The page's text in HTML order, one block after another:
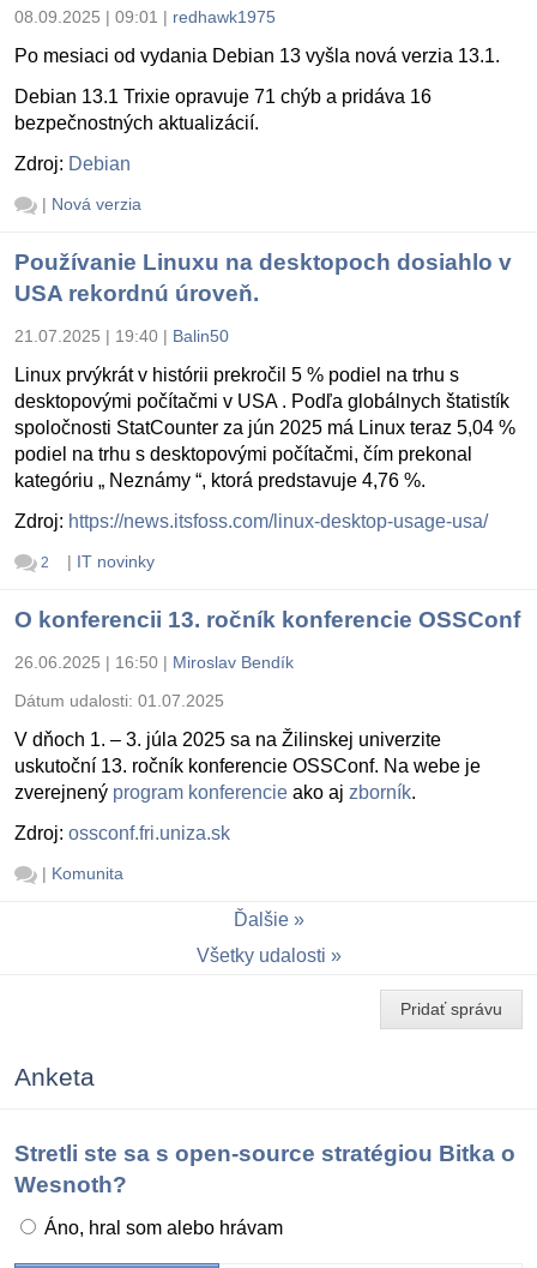
08.09.2025 | 09:01 | redhawk1975
Po mesiaci od vydania Debian 13 vyšla nová verzia 13.1.
Debian 13.1 Trixie opravuje 71 chýb a pridáva 16
bezpečnostných aktualizácií.
Zdroj: Debian
| Nová verzia
Používanie Linuxu na desktopoch dosiahlo v
USA rekordnú úroveň.
21.07.2025 | 19:40 | Balin50
Linux prvýkrát v histórii prekročil 5 % podiel na trhu s
desktopovými počítačmi v USA . Podľa globálnych štatistík
spoločnosti StatCounter za jún 2025 má Linux teraz 5,04 %
podiel na trhu s desktopovými počítačmi, čím prekonal
kategóriu „ Neznámy “, ktorá predstavuje 4,76 %.
Zdroj: https://news.itsfoss.com/linux-desktop-usage-usa/
2 | IT novinky
O konferencii 13. ročník konferencie OSSConf
26.06.2025 | 16:50 | Miroslav Bendík
Dátum udalosti: 01.07.2025
V dňoch 1. – 3. júla 2025 sa na Žilinskej univerzite
uskutoční 13. ročník konferencie OSSConf. Na webe je
zverejnený program konferencie ako aj zborník.
Zdroj: ossconf.fri.uniza.sk
| Komunita
Ďalšie
Všetky udalosti
Pridať správu
Anketa
Stretli ste sa s open-source stratégiou Bitka o
Wesnoth?
Áno, hral som alebo hrávam